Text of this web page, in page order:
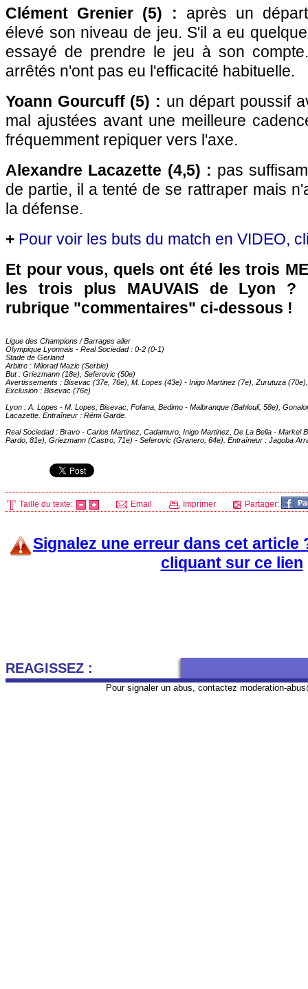
Clément Grenier (5) : après un
élevé son niveau de jeu. S'il a eu
essayé de prendre le jeu à son
arrêtés n'ont pas eu l'efficacité habituelle.
Yoann Gourcuff (5) : un départ poussif
mal ajustées avant une meilleure
fréquemment repiquer vers l'axe.
Alexandre Lacazette (4,5) : pas
de partie, il a tenté de se rattraper mais
la défense.
+ Pour voir les buts du match en VIDEO,
Et pour vous, quels ont été les trois
les trois plus MAUVAIS de Lyon ?
rubrique "commentaires" ci-dessous !
Ligue des Champions / Barrages aller
Olympique Lyonnais - Real Sociedad : 0-2 (0-1)
Stade de Gerland
Arbitre : Milorad Mazic (Serbie)
But : Griezmann (18e), Seferovic (50e)
Avertissements : Bisevac (37e, 76e), M. Lopes (43e) - Inigo Martinez (7e), Zurutuza
Exclusion : Bisevac (76e)
Lyon : A. Lopes - M. Lopes, Bisevac, Fofana, Bedimo - Malbranque (Bahlouli, 58e),
Lacazette. Entraîneur : Rémi Garde.
Real Sociedad : Bravo - Carlos Martinez, Cadamuro, Inigo Martinez, De La Bella - Markel
Pardo, 81e), Griezmann (Castro, 71e) - Seferovic (Granero, 64e). Entraîneur : Jagoba
Taille du texte: Email Imprimer Partager:
Signalez une erreur dans cet article
cliquant sur ce lien
REAGISSEZ :
Pour signaler un abus, contactez moderation-